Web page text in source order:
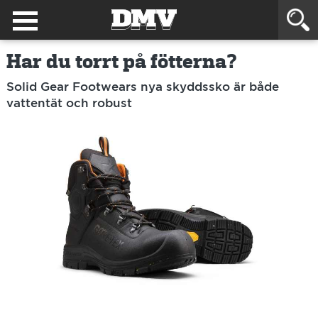
Har du torrt på fötterna?
Solid Gear Footwears nya skyddssko är både
vattentät och robust